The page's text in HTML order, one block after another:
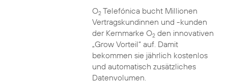
O2Telefónica bucht Millionen
Vertragskundinnen und -kunden
der Kernmarke O2den innovativen
„Grow Vorteil“ auf. Damit
bekommen sie jährlich kostenlos
und automatisch zusätzliches
Datenvolumen.